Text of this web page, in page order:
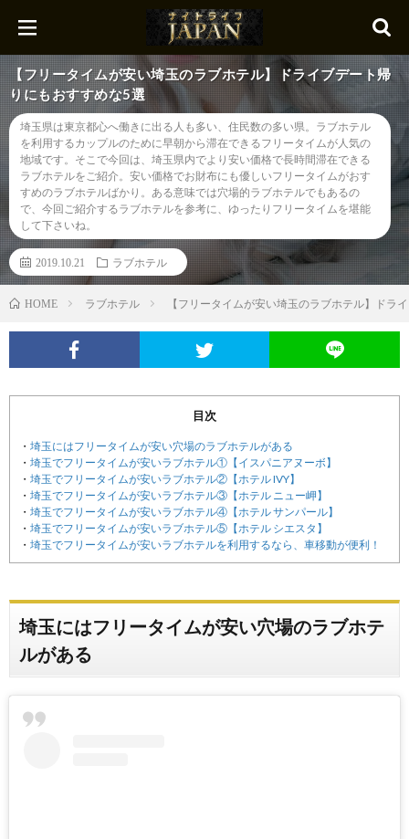
【フリータイムが安い埼玉のラブホテル】ドライブデート帰
りにもおすすめな5選
埼玉県は東京都心へ働きに出る人も多い、住民数の多い県。ラブホテル
を利用するカップルのために早朝から滞在できるフリータイムが人気の
地域です。そこで今回は、埼玉県内でより安い価格で長時間滞在できる
ラブホテルをご紹介。安い価格でお財布にも優しいフリータイムがおす
すめのラブホテルばかり。ある意味では穴場的ラブホテルでもあるの
で、今回ご紹介するラブホテルを参考に、ゆったりフリータイムを堪能
して下さいね。
2019.10.21 ラブホテル
HOME ラブホテル 【フリータイムが安い埼玉のラブホテル】ドラ
目次
埼玉にはフリータイムが安い穴場のラブホテルがある
埼玉でフリータイムが安いラブホテル①【イスパニアヌーボ】
埼玉でフリータイムが安いラブホテル②【ホテル IVY】
埼玉でフリータイムが安いラブホテル③【ホテル ニュー岬】
埼玉でフリータイムが安いラブホテル④【ホテル サンパール】
埼玉でフリータイムが安いラブホテル⑤【ホテル シエスタ】
埼玉でフリータイムが安いラブホテルを利用するなら、車移動が便利！
埼玉にはフリータイムが安い穴場のラブホテ
ルがある